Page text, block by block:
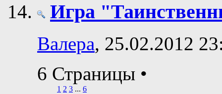
Игра
Валера, 25.02.2012
6 Страницы •
1 2 3 ... 6